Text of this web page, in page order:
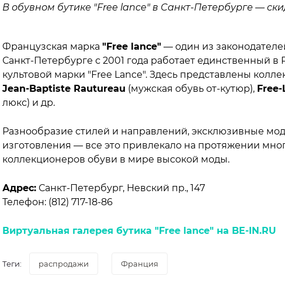
В обувном бутике "Free lance" в Санкт-Петербурге —
Французская марка "Free lance" — один из
Санкт-Петербурге с 2001 года работает единственный
культовой марки "Free Lancе". Здесь представлены
Jean-Baptiste Rautureau (мужская обувь от-кутюр), Free-
люкс) и др.
Разнообразие стилей и направлений, эксклюзивные
изготовления — все это привлекало на протяжении
коллекционеров обуви в мире высокой моды.
Адрес: Санкт-Петербург, Невский пр., 147
Телефон: (812) 717-18-86
Виртуальная галерея бутика "Free lance" на BE-IN.RU
Теги: распродажи Франция